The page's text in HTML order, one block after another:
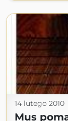
14 lutego 2010
Mus